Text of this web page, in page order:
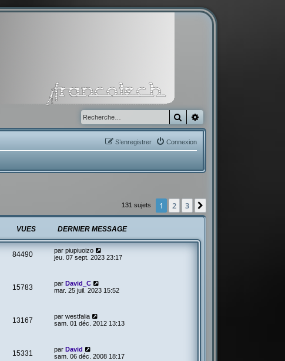
Rechercher
Connexion
S’enregistrer
131 sujets 1 2 3
VUES DERNIER MESSAGE
84490 par piupiuoizo
jeu. 07 sept. 2023 23:17
15783 par David_C
mar. 25 juil. 2023 15:52
13167 par westfalia
sam. 01 déc. 2012 13:13
15331 par David
sam. 06 déc. 2008 18:17